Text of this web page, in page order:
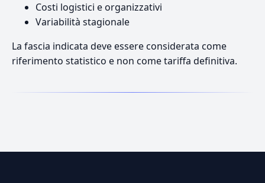
Costi logistici e organizzativi
Variabilità stagionale
La fascia indicata deve essere considerata come
riferimento statistico e non come tariffa definitiva.